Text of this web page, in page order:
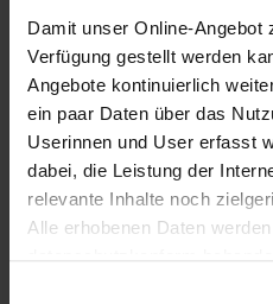
Damit unser Online-
Verfügung gestellt werden
Angebote kontinuierlich
ein paar Daten über das
Userinnen und User erfasst
dabei, die Leistung der
relevante Inhalte noch
Alle erhobenen Daten
decision and lasting role
TAKE NOTHING. But take a
yourself.
PICTURES
SHOOTING